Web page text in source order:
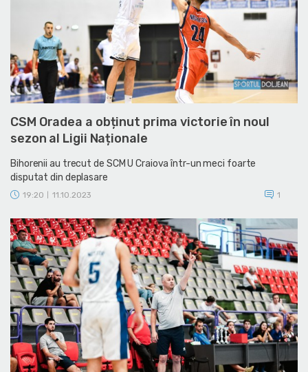
CSM Oradea a obținut prima victorie în noul
sezon al Ligii Naționale
Bihorenii au trecut de SCM U Craiova într-un meci foarte
disputat din deplasare
19:20 11.10.2023 1